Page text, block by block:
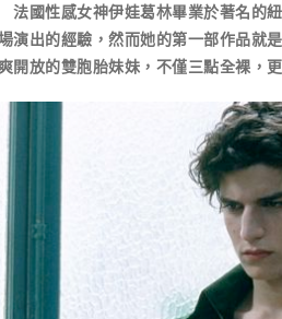
國性感女神伊娃葛林畢業於著名的紐
演出的經驗，然而她的第一部作品就
開放的雙胞胎妹妹，不僅三點全裸，